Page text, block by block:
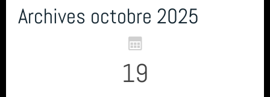
Accueil
Contact
Archives octobre 2025
19